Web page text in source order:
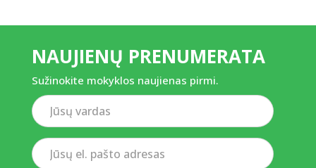
NAUJIENŲ PRENUMERATA
Sužinokite mokyklos naujienas pirmi.
Jūsų
vardas
Jūsų
el.